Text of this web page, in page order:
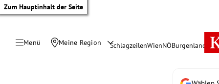
Zum Hauptinhalt der Seite
Menü Meine Region SchlagzeilenWienNÖBurgenland